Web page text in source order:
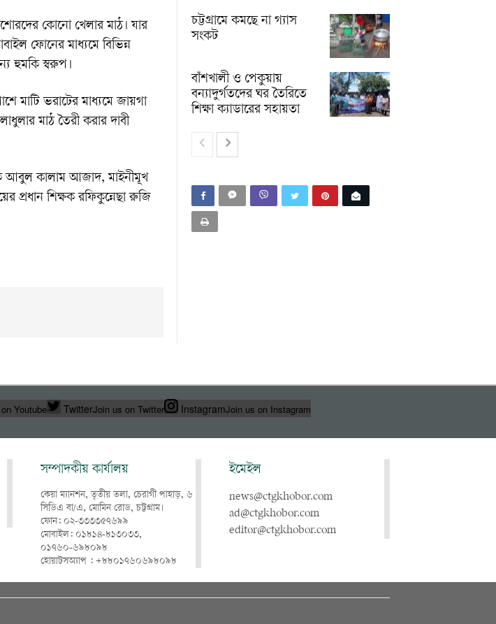
কোনো খেলার মাঠ। যার
ফোনের মাধ্যমে বিভিন্ন
হুমকি স্বরুপ।
মাটি ভরাটের মাধ্যমে জায়গা
মাঠ তৈরী করার দাবী
আবুল কালাম আজাদ, মাইনীমূখ
প্রধান শিক্ষক রফিকুন্নেছা রুজি
চট্টগ্রামে কমছে না গ্যাস
সংকট
বাঁশখালী ও পেকুয়ায়
বন্যাদুর্গতদের ঘর তৈরিতে
শিক্ষা ক্যাডারের সহায়তা
Youtube TwitterJoin us on Twitter InstagramJoin us on Instagram
সম্পাদকীয় কার্যালয়
কেয়া ম্যানশন, তৃতীয় তলা, চেরাগী পাহাড়, ৬
সিডিএ বা/এ, মোমিন রোড, চট্টগ্রাম।
ফোন: ০২-৩৩৩৩৫৭৬৯৯
মোবাইল: ০১৮১৪-৮১৩০৩৩,
০১৭৬০-৬৯৮০৯৮
হোয়াটসঅ্যাপ : +৮৮০১৭৬০৬৯৮০৯৮
ইমেইল
news@ctgkhobor.com
ad@ctgkhobor.com
editor@ctgkhobor.com